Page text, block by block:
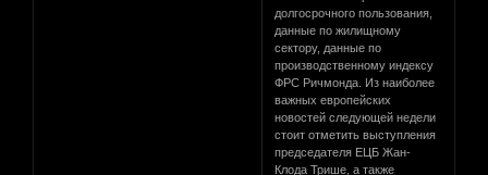
долгосрочного пользования,
данные по жилищному
сектору, данные по
производственному индексу
ФРС Ричмонда. Из наиболее
важных европейских
новостей следующей недели
стоит отметить выступления
председателя ЕЦБ Жан-
Клода Трише, а также